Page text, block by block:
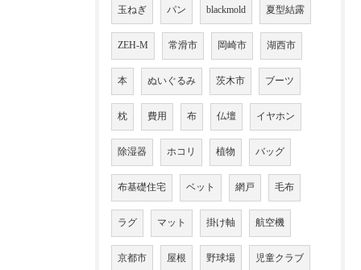
玉ねぎ パン blackmold 夏型結露
ZEH-M 常滑市 岡崎市 湖西市
本 ぬいぐるみ 茨木市 ブーツ
枕 費用 布 仏壇 イヤホン
除湿器 ホコリ 植物 バッグ
布基礎住宅 ベット 網戸 毛布
ラグ マット 掛け軸 航空機
京都市 屋根 野球場 児童クラブ